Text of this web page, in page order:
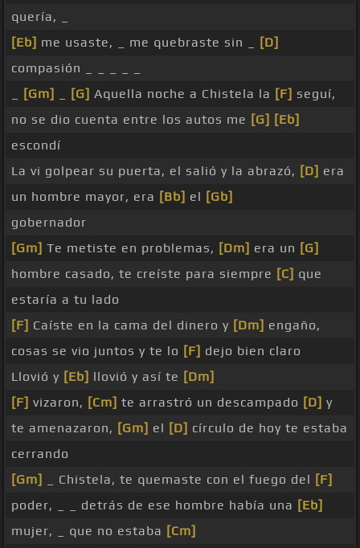
quería, _
[Eb] me usaste, _ me quebraste sin _
[D]
compasión _ _ _ _ _
[Gm] [G] Aquella noche a Chistela la [F] seguí,
no se dio cuenta entre los autos me [G] [Eb]
escondí
La vi golpear su puerta, el salió y la abrazó, [D] era
un hombre mayor, era [Bb] el [Gb]
gobernador
[Gm] Te metiste en problemas, [Dm] era un [G]
hombre casado, te creíste para siempre [C] que
estaría a tu lado
[F] Caíste en la cama del dinero y [Dm] engaño,
cosas se vio juntos y te lo [F] dejo bien claro
Llovió y [Eb] llovió y así te [Dm]
[F] vizaron, [Cm] te arrastró un descampado [D] y
te amenazaron, [Gm] el [D] círculo de hoy te estaba
cerrando
[Gm]
_ Chistela, te quemaste con el fuego del [F]
poder, _ _ detrás de ese hombre había una [Eb]
mujer, _ que no estaba [Cm]